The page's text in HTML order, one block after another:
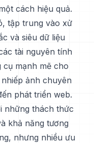
cách hiệu quả.
tập trung vào xử
và siêu dữ liệu
tài nguyên tính
mạnh mẽ cho
ảnh chuyên
phát triển web.
những thách thức
khả năng tương
nhưng nhiều ưu